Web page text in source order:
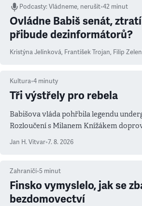
Podcasty:Vládneme, nerušit•42 minut
Ovládne Babiš senát,
přibude dezinformátorů?
Kristýna Jelínková, František Trojan, Filip
Kultura•4 minuty
Tři výstřely pro rebela
Babišova vláda pohřbila legendu
Rozloučení s Milanem Knížákem
salvy i kritika pokrokářů
Jan H. Vitvar•7. 8. 2026
Zahraničí•5 minut
Finsko vymyslelo, jak se
bezdomovectví